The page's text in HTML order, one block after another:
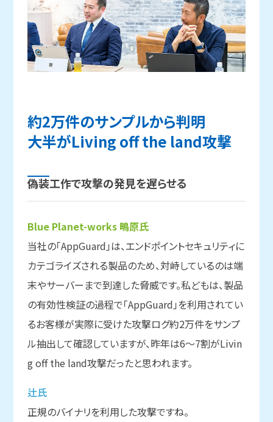
約2万件のサンプルから判明
大半がLiving off the land攻撃
偽装工作で攻撃の発見を遅らせる
Blue Planet-works 鴫原氏
当社の「AppGuard」は、エンドポイントセキュリティに
カテゴライズされる製品のため、対峙しているのは端
末やサーバーまで到達した脅威です。私どもは、製品
の有効性検証の過程で「AppGuard」を利用されてい
るお客様が実際に受けた攻撃ログ約2万件をサンプ
ル抽出して確認していますが、昨年は6～7割がLivin
g off the land攻撃だったと思われます。
辻氏
正規のバイナリを利用した攻撃ですね。